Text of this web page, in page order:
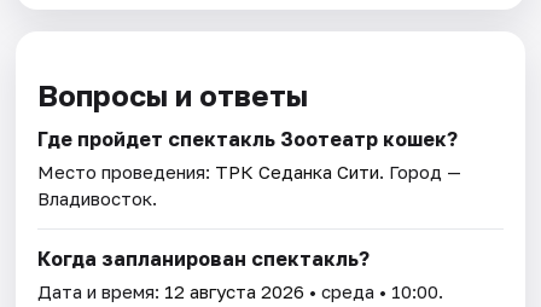
Вопросы и ответы
Где пройдет спектакль Зоотеатр кошек?
Место проведения: ТРК Седанка Сити. Город —
Владивосток.
Когда запланирован спектакль?
Дата и время: 12 августа 2026 • среда • 10:00.